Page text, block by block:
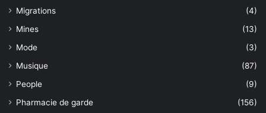
Migrations
(4)
Mines
(13)
Mode
(3)
Musique
(87)
People
(9)
Pharmacie de garde
(156)